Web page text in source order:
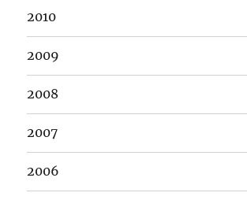
2010
2009
2008
2007
2006